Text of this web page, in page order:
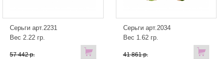
Серьги арт.2231
Вес 2.22 гр.
57 442 р.
Серьги арт.2034
Вес 1.62 гр.
41 861 р.